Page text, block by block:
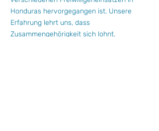
Honduras hervorgegangen ist. Unsere
Erfahrung lehrt uns, dass
Zusammengehörigkeit sich lohnt.